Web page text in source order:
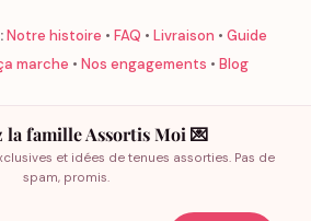
Notre histoire • FAQ • Livraison • Guide
marche • Nos engagements • Blog
la famille Assortis Moi 💌
et idées de tenues assorties. Pas de
spam, promis.